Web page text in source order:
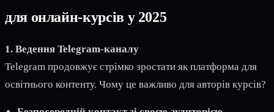
для онлайн-курсів у 2025
1. Ведення Telegram-каналу
Telegram продовжує стрімко зростати як платформа для
освітнього контенту. Чому це важливо для авторів курсів?